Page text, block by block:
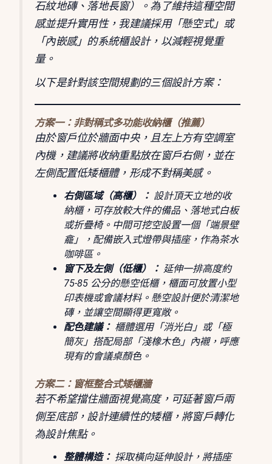
石紋地磚、落地長窗）。為了維持這種空間
感並提升實用性，我建議採用「懸空式」或
「內嵌感」的系統櫃設計，以減輕視覺重
量。
以下是針對該空間規劃的三個設計方案：
方案一：非對稱式多功能收納櫃（推薦）
由於窗戶位於牆面中央，且左上方有空調室
內機，建議將收納重點放在窗戶右側，並在
左側配置低矮櫃體，形成不對稱美感。
右側區域（高櫃）： 設計頂天立地的收
納櫃，可存放較大件的備品、落地式白板
或折疊椅。中間可挖空設置一個「端景壁
龕」，配備嵌入式燈帶與插座，作為茶水
咖啡區。
窗下及左側（低櫃）： 延伸一排高度約
75-85 公分的懸空低櫃，櫃面可放置小型
印表機或會議材料。懸空設計便於清潔地
磚，並讓空間顯得更寬敞。
配色建議： 櫃體選用「消光白」或「極
簡灰」搭配局部「淺橡木色」內襯，呼應
現有的會議桌顏色。
方案二：窗框整合式矮櫃牆
若不希望擋住牆面視覺高度，可延著窗戶兩
側至底部，設計連續性的矮櫃，將窗戶轉化
為設計焦點。
整體構造： 採取橫向延伸設計，將插座